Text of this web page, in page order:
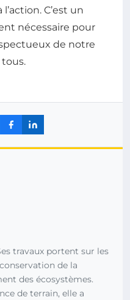
C’est un
nécessaire pour
de notre
travaux portent sur les
de la
des écosystèmes.
de terrain, elle a